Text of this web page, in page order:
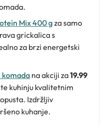
Mix 400 gza samo
grickalica s
za brzi energetski
komada na akciji za19.99
kuhinju kvalitetnim
Izdržljiv
kuhanje.